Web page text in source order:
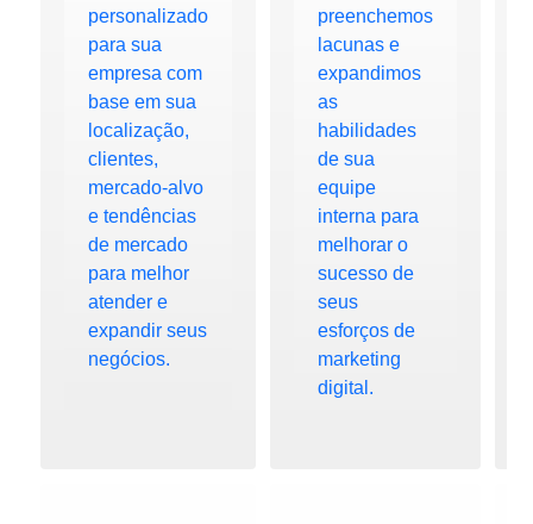
personalizado
para sua
empresa com
base em sua
localização,
clientes,
mercado-alvo
e tendências
de mercado
para melhor
atender e
expandir seus
negócios.
preenchemos
lacunas e
expandimos
as
habilidades
de sua
equipe
interna para
melhorar o
sucesso de
seus
esforços de
marketing
digital.